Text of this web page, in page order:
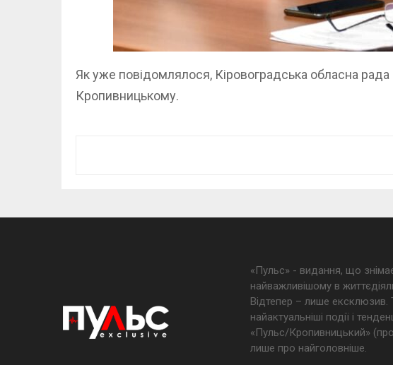
Як уже повідомлялося, Кіровоградська обласна
Кропивницькому.
«Пульс» - видання, що
найважливішому в
Відтепер – лише ексклюзив.
найактуальніші події і
«Пульс/Кропивницький»
лише про найголовніше.